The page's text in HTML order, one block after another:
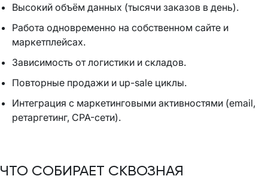
Высокий объём данных (тысячи заказов в день).
Работа одновременно на собственном сайте и
маркетплейсах.
Зависимость от логистики и складов.
Повторные продажи и up-sale циклы.
Интеграция с маркетинговыми активностями (email,
ретаргетинг, CPA-сети).
ЧТО СОБИРАЕТ СКВОЗНАЯ